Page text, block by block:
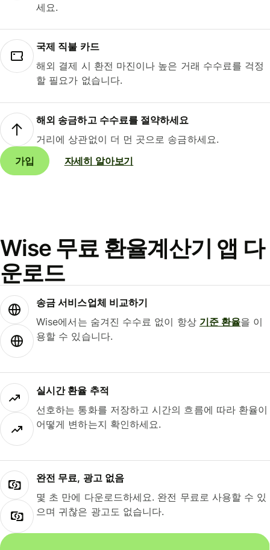
세요.
국제 직불 카드
해외 결제 시 환전 마진이나 높은 거래 수수료를 걱정
할 필요가 없습니다.
해외 송금하고 수수료를 절약하세요
거리에 상관없이 더 먼 곳으로 송금하세요.
가입
자세히 알아보기
Wise 무료 환율계산기 앱 다
운로드
송금 서비스업체 비교하기
Wise에서는 숨겨진 수수료 없이 항상 기준 환율을 이
용할 수 있습니다.
실시간 환율 추적
선호하는 통화를 저장하고 시간의 흐름에 따라 환율이
어떻게 변하는지 확인하세요.
완전 무료, 광고 없음
몇 초 만에 다운로드하세요. 완전 무료로 사용할 수 있
으며 귀찮은 광고도 없습니다.